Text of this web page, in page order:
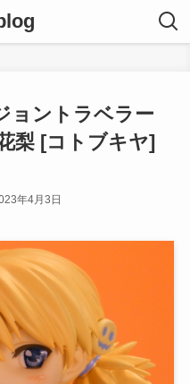
ョントラベラー
梨 [コトブキヤ]
年4月3日